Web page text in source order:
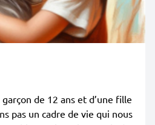
de 12 ans et d’une fille
pas un cadre de vie qui nous